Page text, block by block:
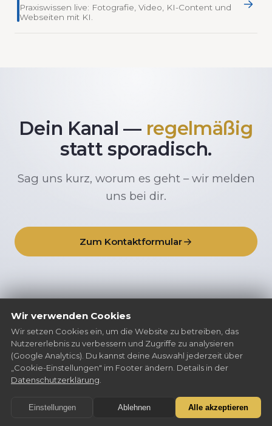
Praxiswissen live: Fotografie, Video, KI-Content und
Webseiten mit KI.
Dein Kanal — regelmäßig
statt sporadisch.
Sag uns kurz, worum es geht – wir melden
uns bei dir.
Zum Kontaktformular
KontaktImpressumDatenschutz
© 2026 tenfield. mediendesign
Wir verwenden Cookies
Wir setzen Cookies ein, um die Website zu betreiben, das
Nutzererlebnis zu verbessern und Zugriffe zu analysieren
(Google Analytics). Du kannst deine Auswahl jederzeit über
„Cookie-Einstellungen" im Footer ändern. Details in der
Datenschutzerklärung
Einstellungen Ablehnen Alle akzeptieren